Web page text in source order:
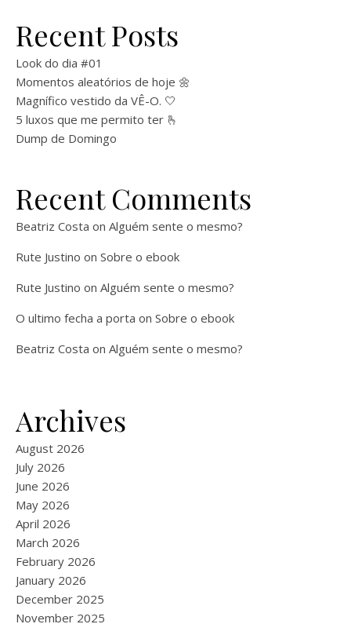
Recent Posts
Look do dia #01
Momentos aleatórios de hoje 🌼
Magnífico vestido da VÊ-O. 🤍
5 luxos que me permito ter 🫰
Dump de Domingo
Recent Comments
Beatriz Costa on Alguém sente o mesmo?
Rute Justino on Sobre o ebook
Rute Justino on Alguém sente o mesmo?
O ultimo fecha a porta on Sobre o ebook
Beatriz Costa on Alguém sente o mesmo?
Archives
August 2026
July 2026
June 2026
May 2026
April 2026
March 2026
February 2026
January 2026
December 2025
November 2025